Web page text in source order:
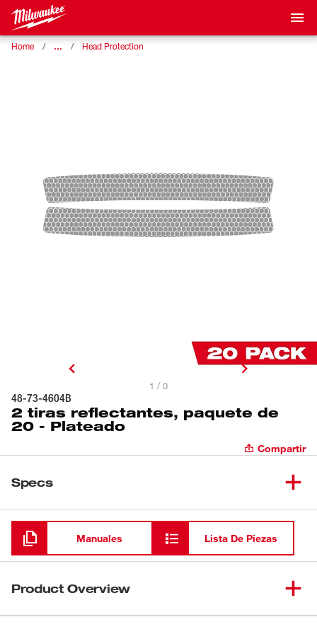
Home … Head Protection
1 / 0
48-73-4604B
2 tiras reflectantes, paquete de
20 - Plateado
Compartir
Specs
Cargando
Manuales Lista De Piezas
Product Overview